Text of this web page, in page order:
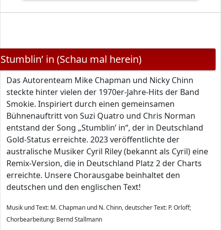
Stumblin’ in (Schau mal herein)
Das Autorenteam Mike Chapman und Nicky Chinn
steckte hinter vielen der 1970er-Jahre-Hits der Band
Smokie. Inspiriert durch einen gemeinsamen
Bühnenauftritt von Suzi Quatro und Chris Norman
entstand der Song „Stumblin’ in“, der in Deutschland
Gold-Status erreichte. 2023 veröffentlichte der
australische Musiker Cyril Riley (bekannt als Cyril) eine
Remix-Version, die in Deutschland Platz 2 der Charts
erreichte. Unsere Chorausgabe beinhaltet den
deutschen und den englischen Text!
Musik und Text: M. Chapman und N. Chinn, deutscher Text: P. Orloff;
Chorbearbeitung: Bernd Stallmann